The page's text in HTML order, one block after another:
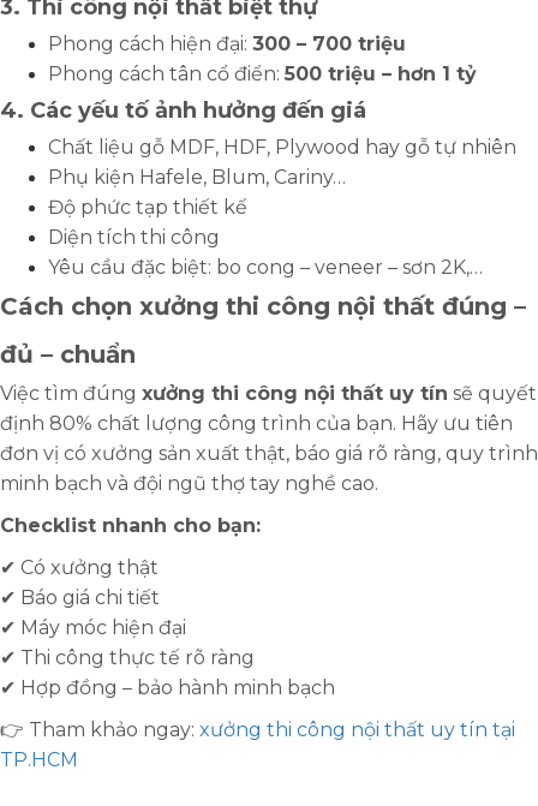
3. Thi công nội thất biệt thự
Phong cách hiện đại: 300 – 700 triệu
Phong cách tân cổ điển: 500 triệu – hơn 1 tỷ
4. Các yếu tố ảnh hưởng đến giá
Chất liệu gỗ MDF, HDF, Plywood hay gỗ tự nhiên
Phụ kiện Hafele, Blum, Cariny…
Độ phức tạp thiết kế
Diện tích thi công
Yêu cầu đặc biệt: bo cong – veneer – sơn 2K,…
Cách chọn xưởng thi công nội thất đúng –
đủ – chuẩn
Việc tìm đúng xưởng thi công nội thất uy tín sẽ quyết
định 80% chất lượng công trình của bạn. Hãy ưu tiên
đơn vị có xưởng sản xuất thật, báo giá rõ ràng, quy trình
minh bạch và đội ngũ thợ tay nghề cao.
Checklist nhanh cho bạn:
✔ Có xưởng thật
✔ Báo giá chi tiết
✔ Máy móc hiện đại
✔ Thi công thực tế rõ ràng
✔ Hợp đồng – bảo hành minh bạch
👉 Tham khảo ngay: xưởng thi công nội thất uy tín tại
TP.HCM